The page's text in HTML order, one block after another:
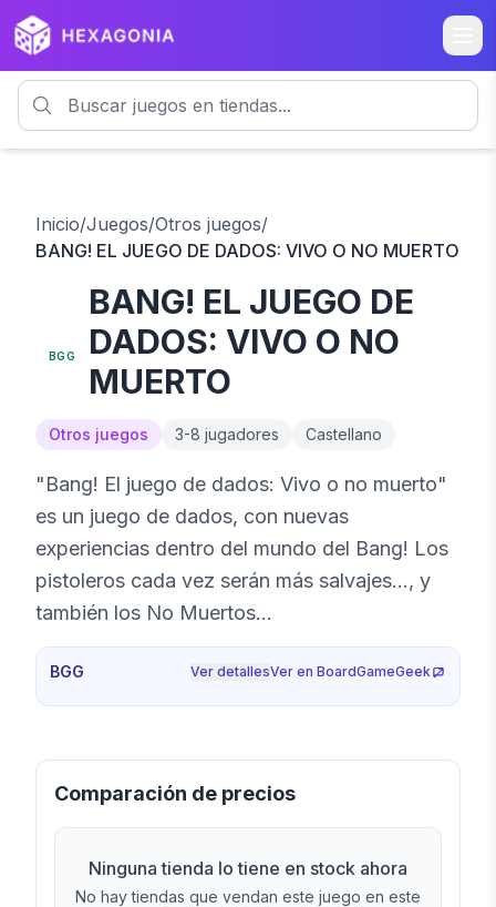
Inicio/Juegos/Otros juegos/
BANG! EL JUEGO DE DADOS: VIVO O NO MUERTO
BGG
BANG! EL JUEGO DE
DADOS: VIVO O NO
MUERTO
Otros juegos 3-8 jugadores Castellano
"Bang! El juego de dados: Vivo o no muerto"
es un juego de dados, con nuevas
experiencias dentro del mundo del Bang! Los
pistoleros cada vez serán más salvajes..., y
también los No Muertos...
BGG Ver detallesVer en BoardGameGeek
Comparación de precios
Ninguna tienda lo tiene en stock ahora
No hay tiendas que vendan este juego en este